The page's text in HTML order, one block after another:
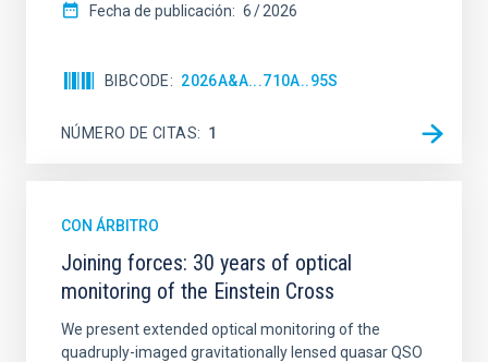
Fecha de publicación: 6 2026
BIBCODE 2026A&A...710A..95S
NÚMERO DE CITAS 1
CON ÁRBITRO
Joining forces: 30 years of optical
monitoring of the Einstein Cross
We present extended optical monitoring of the
quadruply-imaged gravitationally lensed quasar QSO